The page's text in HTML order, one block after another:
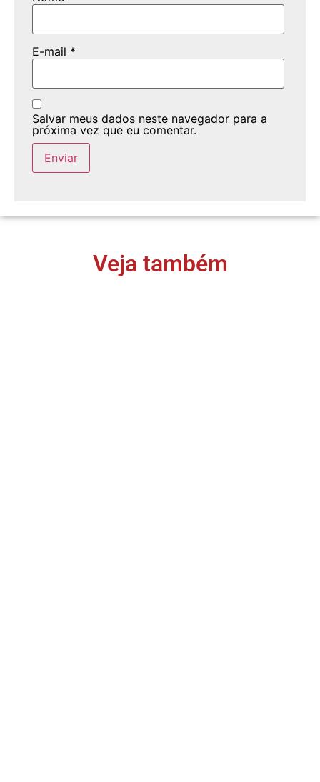
E-mail *
Salvar meus dados neste navegador para a
próxima vez que eu comentar.
Veja também